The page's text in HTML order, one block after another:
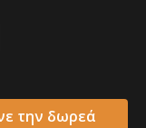
την δωρεά